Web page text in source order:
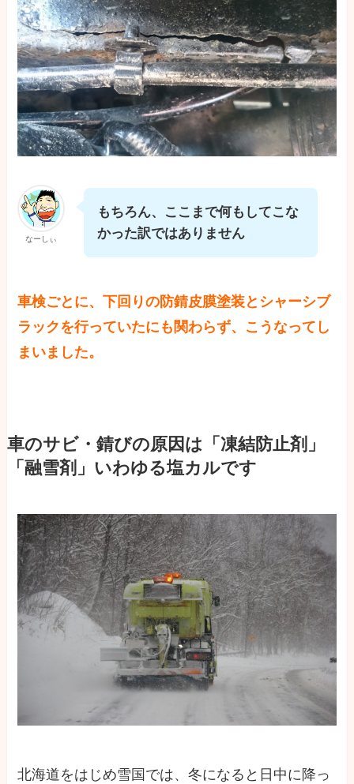
なーしぃ
もちろん、ここまで何もしてこな
かった訳ではありません
車検ごとに、下回りの防錆皮膜塗装とシャーシブ
ラックを行っていたにも関わらず、こうなってし
まいました。
車のサビ・錆びの原因は「凍結防止剤」
「融雪剤」いわゆる塩カルです
北海道をはじめ雪国では、冬になると日中に降っ